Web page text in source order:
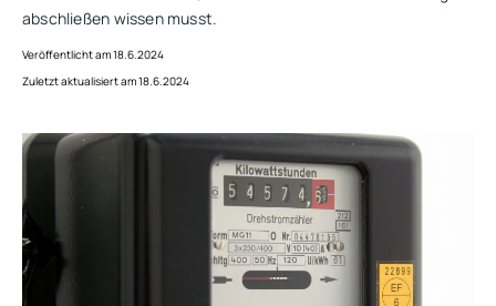
abschließen wissen musst.
Veröffentlicht am 18.6.2024
Zuletzt aktualisiert am 18.6.2024